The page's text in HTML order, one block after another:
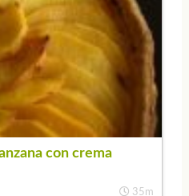
con crema
35m